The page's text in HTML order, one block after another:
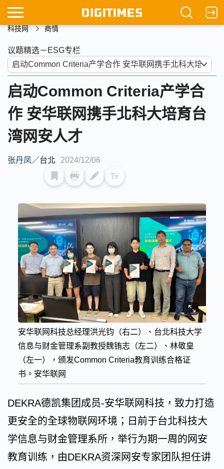
科技网 商情
议题精选－ESG专栏
启动Common Criteria产学合
作 安华联网携手北科大培育台
湾网安人才
张丹凤／台北 2024/12/06
安华联网科技总经理洪光钧（右二）、台北科技大学
信息与财金管理系副教授魏铕志（左二）、林敬皇
（左一），颁发Common Criteria教育训练合格证
书。安华联网
DEKRA德凯集团成员-安华联网科技，致力打造
更安全的全球物联网环境；日前于台北科技大
学信息与财金管理系所，举行为期一周的网安
教育训练，由DEKRA资深网安专家团队担任讲